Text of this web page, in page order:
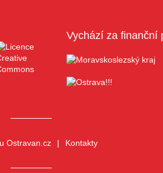
Vychází za finanční
Ostravan.cz Kontakty